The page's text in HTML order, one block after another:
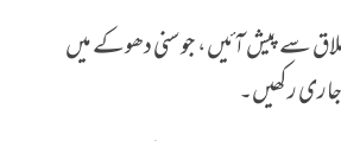
سے پیش آئیں، جو سنی دھوکے میں
رکھیں۔